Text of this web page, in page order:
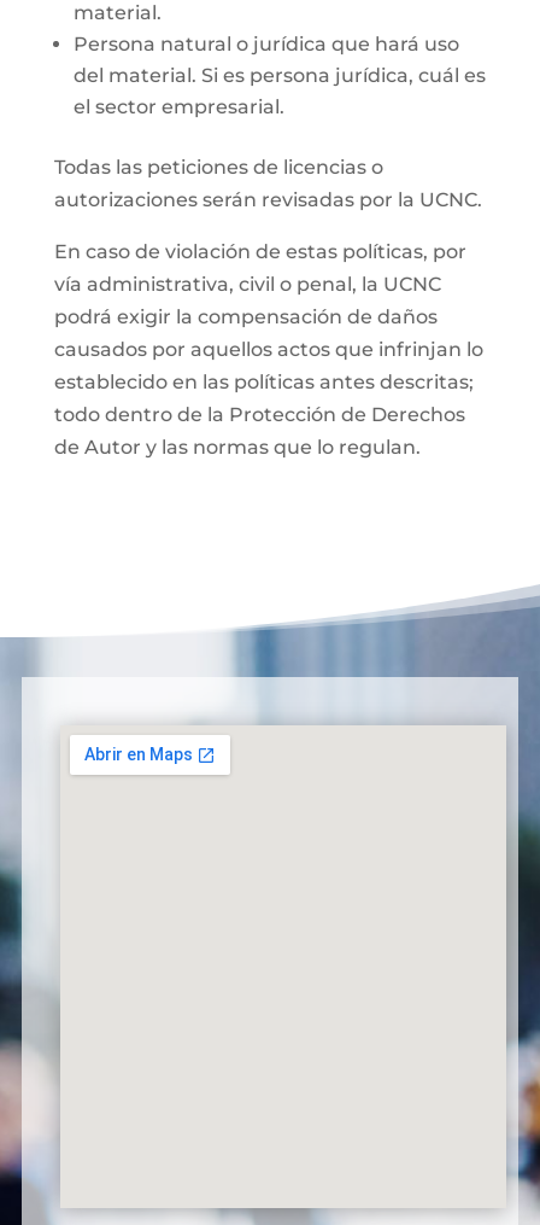
material.
Persona natural o jurídica que hará uso
del material. Si es persona jurídica, cuál es
el sector empresarial.
Todas las peticiones de licencias o
autorizaciones serán revisadas por la UCNC.
En caso de violación de estas políticas, por
vía administrativa, civil o penal, la UCNC
podrá exigir la compensación de daños
causados por aquellos actos que infrinjan lo
establecido en las políticas antes descritas;
todo dentro de la Protección de Derechos
de Autor y las normas que lo regulan.